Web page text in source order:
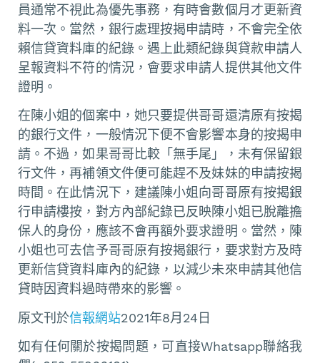
員通常不視此為優先事務，有時會數個月才更新資
料一次。當然，銀行處理按揭申請時，不會完全依
賴信貸資料庫的紀錄。遇上此類紀錄與貸款申請人
呈報資料不符的情況，會要求申請人提供其他文件
證明。
在陳小姐的個案中，她只要提供哥哥還清原有按揭
的銀行文件，一般情況下便不會影響本身的按揭申
請。不過，如果哥哥比較「無手尾」，未有保留銀
行文件，再補領文件便可能趕不及妹妹的申請按揭
時間。在此情況下，建議陳小姐向哥哥原有按揭銀
行申請樓按，對方內部紀錄已反映陳小姐已脫離擔
保人的身份，應該不會再額外要求證明。當然，陳
小姐也可去信予哥哥原有按揭銀行，要求對方及時
更新信貸資料庫內的紀錄，以減少未來申請其他信
貸時因資料過時帶來的影響。
原文刊於信報網站2021年8月24日
如有任何關於按揭問題，可直接Whatsapp聯絡我